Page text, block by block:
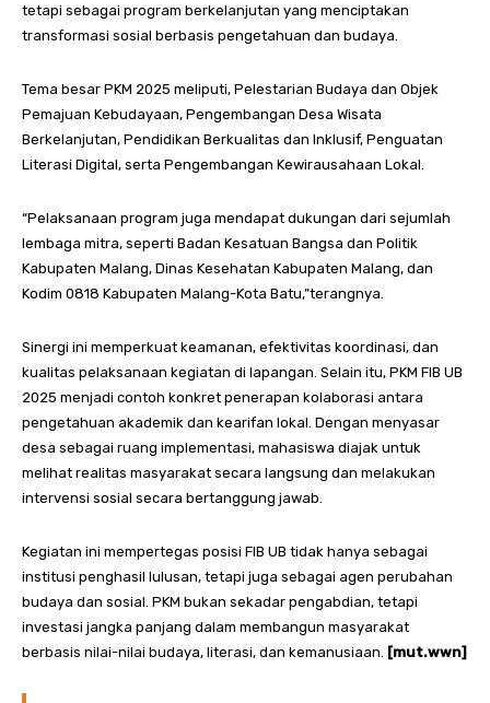
tetapi sebagai program berkelanjutan yang menciptakan
transformasi sosial berbasis pengetahuan dan budaya.
Tema besar PKM 2025 meliputi, Pelestarian Budaya dan Objek
Pemajuan Kebudayaan, Pengembangan Desa Wisata
Berkelanjutan, Pendidikan Berkualitas dan Inklusif, Penguatan
Literasi Digital, serta Pengembangan Kewirausahaan Lokal.
“Pelaksanaan program juga mendapat dukungan dari sejumlah
lembaga mitra, seperti Badan Kesatuan Bangsa dan Politik
Kabupaten Malang, Dinas Kesehatan Kabupaten Malang, dan
Kodim 0818 Kabupaten Malang-Kota Batu,”terangnya.
Sinergi ini memperkuat keamanan, efektivitas koordinasi, dan
kualitas pelaksanaan kegiatan di lapangan. Selain itu, PKM FIB UB
2025 menjadi contoh konkret penerapan kolaborasi antara
pengetahuan akademik dan kearifan lokal. Dengan menyasar
desa sebagai ruang implementasi, mahasiswa diajak untuk
melihat realitas masyarakat secara langsung dan melakukan
intervensi sosial secara bertanggung jawab.
Kegiatan ini mempertegas posisi FIB UB tidak hanya sebagai
institusi penghasil lulusan, tetapi juga sebagai agen perubahan
budaya dan sosial. PKM bukan sekadar pengabdian, tetapi
investasi jangka panjang dalam membangun masyarakat
berbasis nilai-nilai budaya, literasi, dan kemanusiaan. [mut.wwn]